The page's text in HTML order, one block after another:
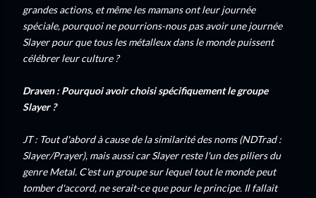
grandes actions, et même les mamans ont leur journée
spéciale, pourquoi ne pourrions-nous pas avoir une journée
Slayer pour que tous les métalleux dans le monde puissent
célébrer leur culture ?
Draven : Pourquoi avoir choisi spécifiquement le groupe
Slayer ?
JT : Tout d'abord à cause de la similarité des noms (NDTrad :
Slayer/Prayer), mais aussi car Slayer reste l'un des piliers du
genre Metal. C'est un groupe sur lequel tout le monde peut
tomber d'accord, ne serait-ce que pour le principe. Il fallait